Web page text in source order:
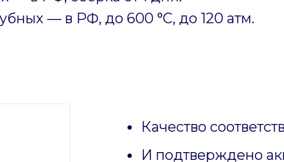
— в РФ, до 600 °C, до 120 атм.
Качество
И подтверждено